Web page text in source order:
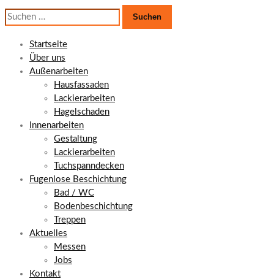
Suchen
nach:
Startseite
Über uns
Außenarbeiten
Hausfassaden
Lackierarbeiten
Hagelschaden
Innenarbeiten
Gestaltung
Lackierarbeiten
Tuchspanndecken
Fugenlose Beschichtung
Bad / WC
Bodenbeschichtung
Treppen
Aktuelles
Messen
Jobs
Kontakt